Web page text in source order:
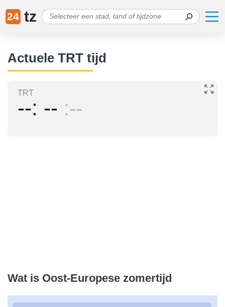
24 tz
Actuele TRT tijd
TRT
-- -- --
Wat is Oost-Europese zomertijd